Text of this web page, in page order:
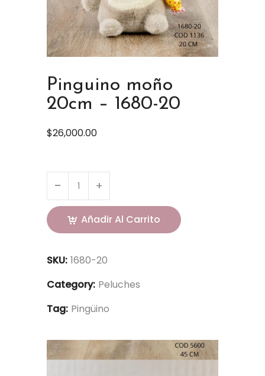
Pinguino moño
20cm – 1680-20
$26,000.00
Añadir Al Carrito
SKU: 1680-20
Category: Peluches
Tag: Pingüino